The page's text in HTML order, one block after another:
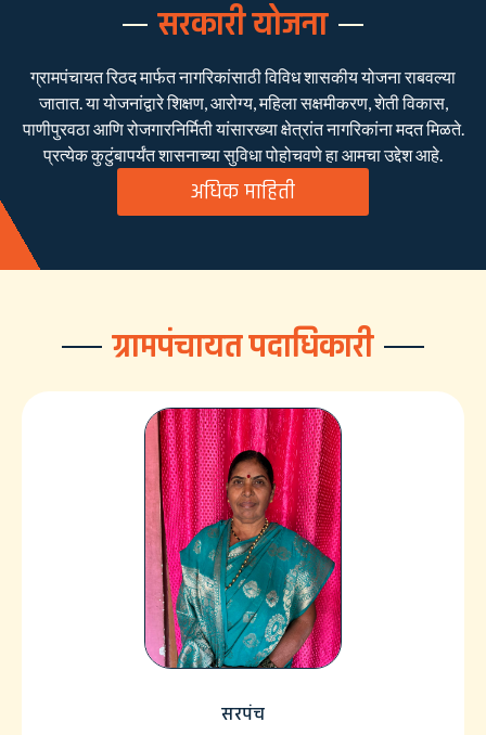
सरकारी योजना
ग्रामपंचायत रिठद मार्फत नागरिकांसाठी विविध शासकीय योजना राबवल्या
जातात. या योजनांद्वारे शिक्षण, आरोग्य, महिला सक्षमीकरण, शेती विकास,
पाणीपुरवठा आणि रोजगारनिर्मिती यांसारख्या क्षेत्रांत नागरिकांना मदत मिळते.
प्रत्येक कुटुंबापर्यंत शासनाच्या सुविधा पोहोचवणे हा आमचा उद्देश आहे.
अधिक माहिती
ग्रामपंचायत पदाधिकारी
सरपंच